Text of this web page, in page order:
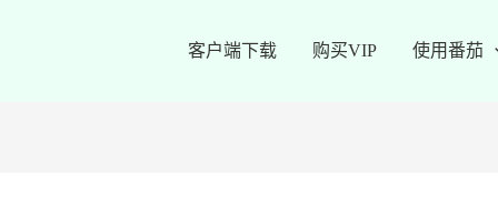
客户端下载 购买VIP 使用番茄